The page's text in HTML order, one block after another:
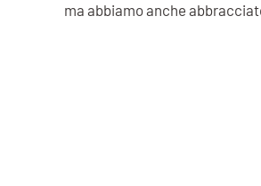
ma abbiamo anche